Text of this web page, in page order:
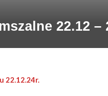
22.12 –
22.12.24r.